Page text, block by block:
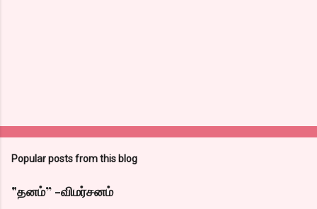
Popular posts from this blog
"தனம்” -விமர்சனம்